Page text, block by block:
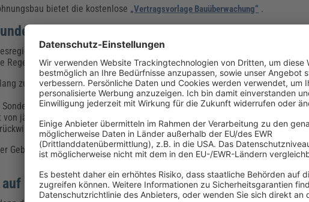
bietet die kostenlose „Vertragsvorlage Bauüberwachung“ .
beschließt Sonder-AfA
mit Ländern und Kommunen beim Wohngipfel 2018 geschnürt
Regelung beinhaltet Folgendes:
zusätzlich jeweils 5 % der Anschaffungs- und Herstellungskosten einer
AfA sind Anschaffungs- und Herstellungskosten bis maximal 3000 Euro
jährlich 2 % bleibt bestehen.
zum 31. August 2018 gewährt.
Gebäude, sondern auch der Ausbau bestehender Dachgeschosse sowie die
2019